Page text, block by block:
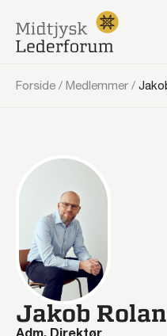
Forside / Medlemmer /
Jakob
Adm. Direktør